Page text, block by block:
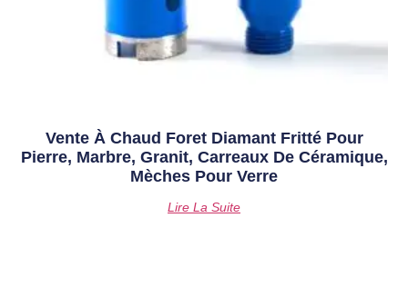
Vente À Chaud Foret Diamant Fritté Pour
Pierre, Marbre, Granit, Carreaux De Céramique,
Mèches Pour Verre
Lire La Suite